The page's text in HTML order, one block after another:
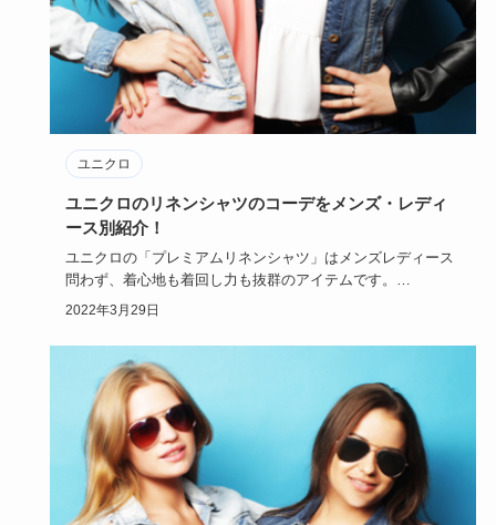
ユニクロ
ユニクロのリネンシャツのコーデをメンズ・レディ
ース別紹介！
ユニクロの「プレミアムリネンシャツ」はメンズレディース
問わず、着心地も着回し力も抜群のアイテムです。
今回は、ユニクロの…
2022年3月29日